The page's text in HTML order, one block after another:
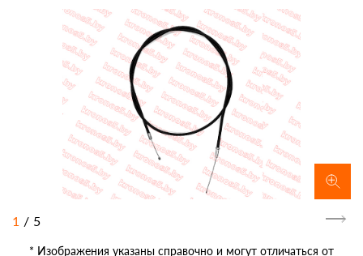
1 / 5
* Изображения указаны справочно и могут отличаться от